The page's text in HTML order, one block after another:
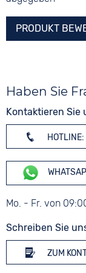
PRODUKT
Haben Sie
Kontaktieren Sie
Mo. - Fr. von
Schreiben Sie
ZUM